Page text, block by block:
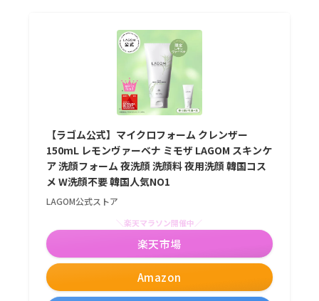
【ラゴム公式】マイクロフォーム クレンザー
150mL レモンヴァーベナ ミモザ LAGOM スキンケ
ア 洗顔フォーム 夜洗顔 洗顔料 夜用洗顔 韓国コス
メ W洗顔不要 韓国人気NO1
LAGOM公式ストア
Amazon
＼楽天マラソン開催中／
楽天市場